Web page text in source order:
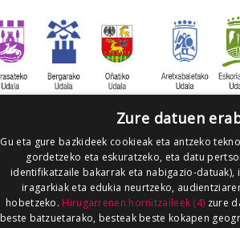
Zure datuen
Gu eta gure bazkideek cookieak eta antzeko
gordetzeko eta eskuratzeko, eta datu
identifikatzaile bakarrak eta nabigazio-
iragarkiak eta edukia neurtzeko,
hobetzeko. Hirugarrenen hornitzaileek (4) zure
beste batzuetarako, besteak beste kokapen